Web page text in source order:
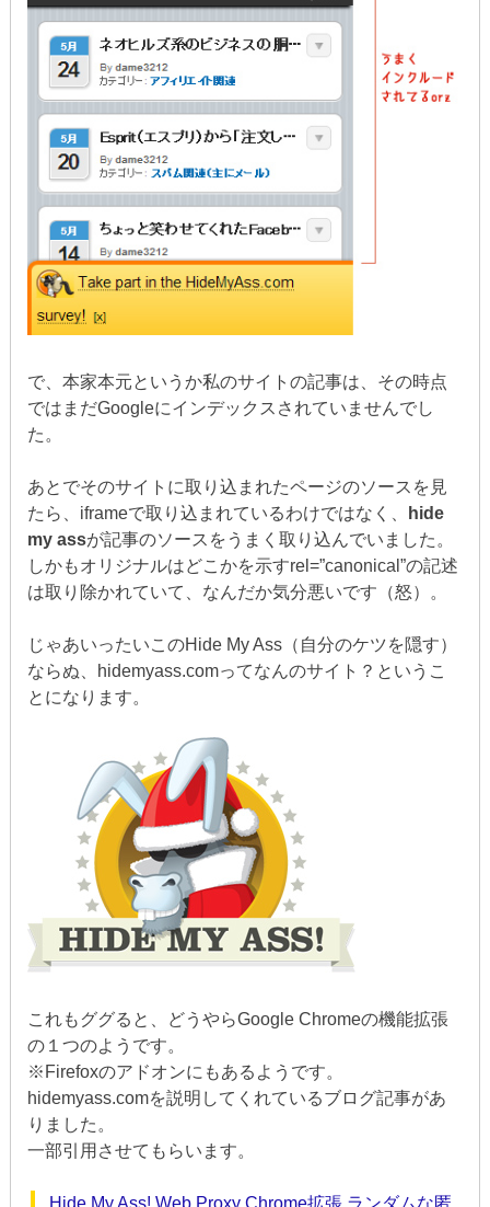
で、本家本元というか私のサイトの記事は、その時点
ではまだGoogleにインデックスされていませんでし
た。
あとでそのサイトに取り込まれたページのソースを見
たら、iframeで取り込まれているわけではなく、
hide
my assが記事のソースをうまく取り込んでいました。
しかもオリジナルはどこかを示すrel=”canonical”の記述
は取り除かれていて、なんだか気分悪いです（怒）。
じゃあいったいこのHide My Ass（自分のケツを隠す）
ならぬ、hidemyass.comってなんのサイト？というこ
とになります。
これもググると、どうやらGoogle Chromeの機能拡張
の１つのようです。
※Firefoxのアドオンにもあるようです。
hidemyass.comを説明してくれているブログ記事があ
りました。
一部引用させてもらいます。
Hide My Ass! Web Proxy Chrome拡張 ランダムな匿